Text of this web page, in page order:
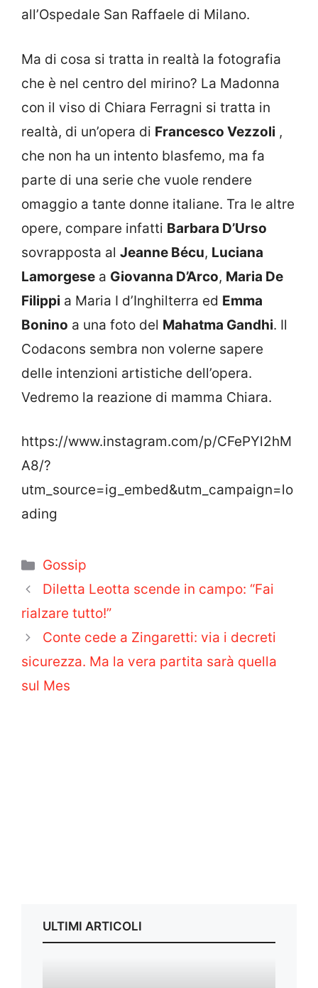
all’Ospedale San Raffaele di Milano.
Ma di cosa si tratta in realtà la fotografia
che è nel centro del mirino? La Madonna
con il viso di Chiara Ferragni si tratta in
realtà, di un’opera di Francesco Vezzoli ,
che non ha un intento blasfemo, ma fa
parte di una serie che vuole rendere
omaggio a tante donne italiane. Tra le altre
opere, compare infatti Barbara D’Urso
sovrapposta al Jeanne Bécu, Luciana
Lamorgese a Giovanna D’Arco, Maria De
Filippi a Maria I d’Inghilterra ed Emma
Bonino a una foto del Mahatma Gandhi. Il
Codacons sembra non volerne sapere
delle intenzioni artistiche dell’opera.
Vedremo la reazione di mamma Chiara.
https://www.instagram.com/p/CFePYl2hM
A8/?
utm_source=ig_embed&utm_campaign=lo
ading
Categorie
Gossip
Diletta Leotta scende in campo: “Fai
rialzare tutto!”
Conte cede a Zingaretti: via i decreti
sicurezza. Ma la vera partita sarà quella
sul Mes
ULTIMI ARTICOLI